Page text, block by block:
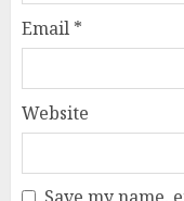
Email *
Website